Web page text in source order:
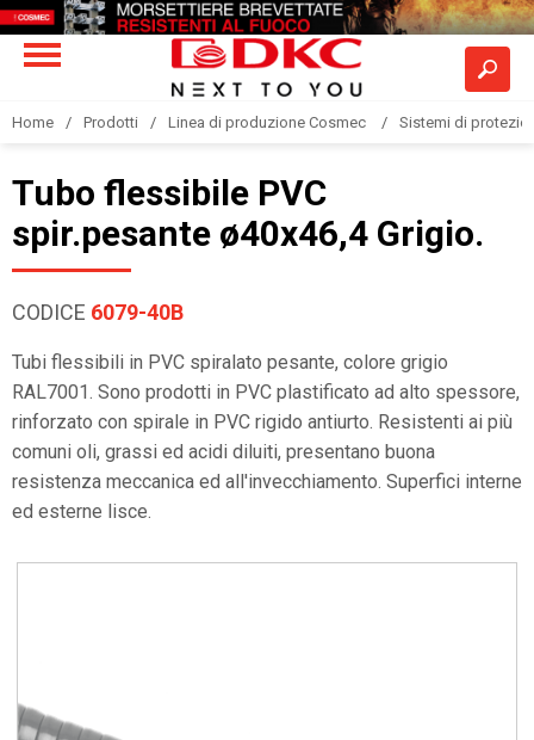
Home Prodotti Linea di produzione Cosmec Sistemi di
Tubo flessibile PVC
spir.pesante ø40x46,4 Grigio.
CODICE 6079-40B
Tubi flessibili in PVC spiralato pesante, colore grigio
RAL7001. Sono prodotti in PVC plastificato ad alto spessore,
rinforzato con spirale in PVC rigido antiurto. Resistenti ai più
comuni oli, grassi ed acidi diluiti, presentano buona
resistenza meccanica ed all'invecchiamento. Superfici interne
ed esterne lisce.